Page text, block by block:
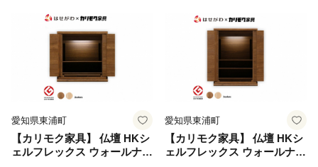
愛知県東浦町
【カリモク家具】 仏壇 HKシ
ェルフレックス ウォールナッ
愛知県東浦町
【カリモク家具】 仏壇 HKシ
ェルフレックス ウォールナッ